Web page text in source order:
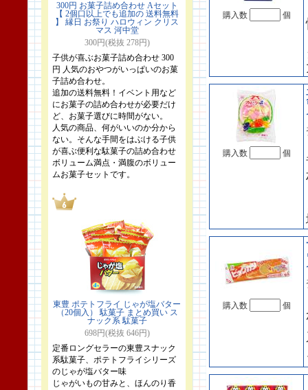
300円 お菓子詰め合わせ Aセット
【 2個口以上でも追加の 送料無料
】 縁日 お祭り ハロウィン クリス
マス 河中堂
300円(税抜 278円)
子供が喜ぶお菓子詰め合わせ 300
円 人気のおやつがいっぱいのお菓
子詰め合わせ。
追加の送料無料！イベント用など
にお菓子の詰め合わせが必要だけ
ど、お菓子選びに時間がない。
人気の商品、何がいいのか分から
ない。そんな手間をはぶける子供
が喜ぶ便利な駄菓子の詰め合わせ
ボリューム満点・満腹のボリュー
ムお菓子セットです。
東豊 ポテトフライ じゃが塩バター
（20個入） 駄菓子 まとめ買い ス
ナック系 駄菓子
698円(税抜 646円)
定番ロングセラーの東豊スナック
系駄菓子、ポテトフライシリーズ
のじゃが塩バター味
じゃがいもの甘みと、ほんのり香
購入数 個
購入数 個
購入数 個